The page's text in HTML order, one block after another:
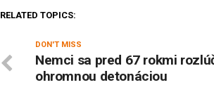
RELATED TOPICS:
DON'T MISS
Nemci sa pred 67 rokmi
ohromnou detonáciou